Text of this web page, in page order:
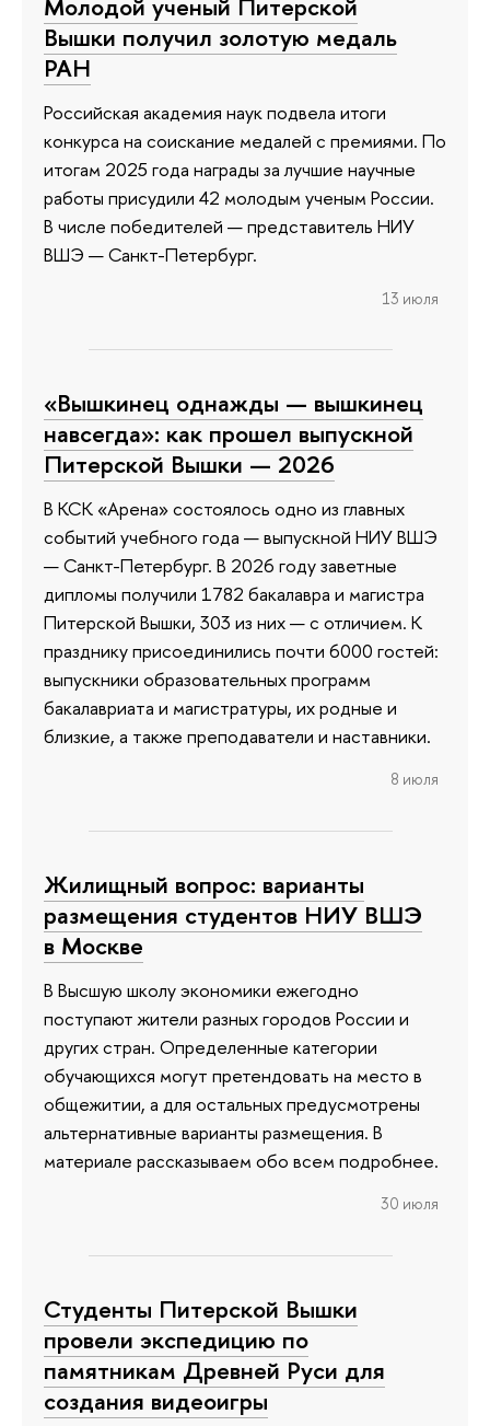
Молодой ученый Питерской
Вышки получил золотую медаль
РАН
Российская академия наук подвела итоги
конкурса на соискание медалей с премиями. По
итогам 2025 года награды за лучшие научные
работы присудили 42 молодым ученым России.
В числе победителей — представитель НИУ
ВШЭ — Санкт-Петербург.
13 июля
«Вышкинец однажды — вышкинец
навсегда»: как прошел выпускной
Питерской Вышки — 2026
В КСК «Арена» состоялось одно из главных
событий учебного года — выпускной НИУ ВШЭ
— Санкт-Петербург. В 2026 году заветные
дипломы получили 1782 бакалавра и магистра
Питерской Вышки, 303 из них — с отличием. К
празднику присоединились почти 6000 гостей:
выпускники образовательных программ
бакалавриата и магистратуры, их родные и
близкие, а также преподаватели и наставники.
8 июля
Жилищный вопрос: варианты
размещения студентов НИУ ВШЭ
в Москве
В Высшую школу экономики ежегодно
поступают жители разных городов России и
других стран. Определенные категории
обучающихся могут претендовать на место в
общежитии, а для остальных предусмотрены
альтернативные варианты размещения. В
материале рассказываем обо всем подробнее.
30 июля
Студенты Питерской Вышки
провели экспедицию по
памятникам Древней Руси для
создания видеоигры